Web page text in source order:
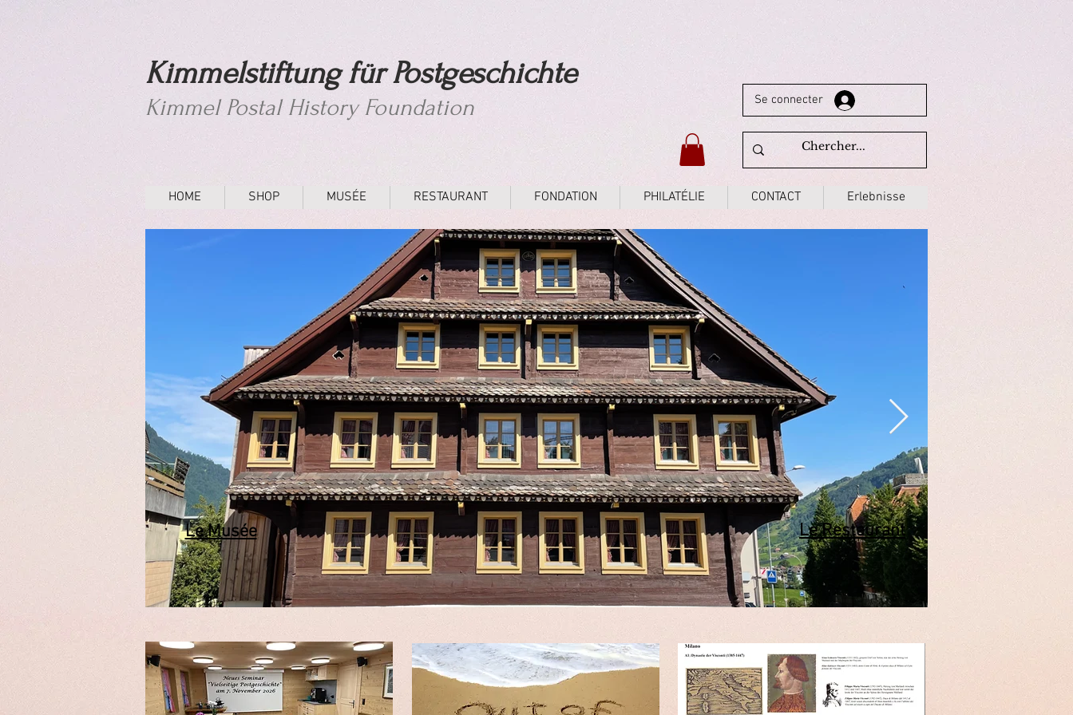
Kimmelstiftung für Postgeschichte
Kimmel Postal History Foundation Se connecter
HOME SHOP MUSÉE RESTAURANT FONDATION PHILATÉLIE CONTACT Erlebnisse
Le Musée Le Restaurant